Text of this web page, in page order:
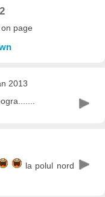
page
2013
la polul nord